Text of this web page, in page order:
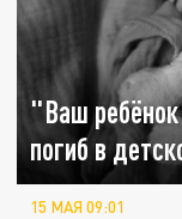
"Ваш
погиб в
15 МАЯ 09:01